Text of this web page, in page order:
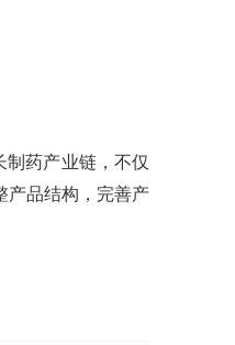
药产业链，不仅
产品结构，完善产